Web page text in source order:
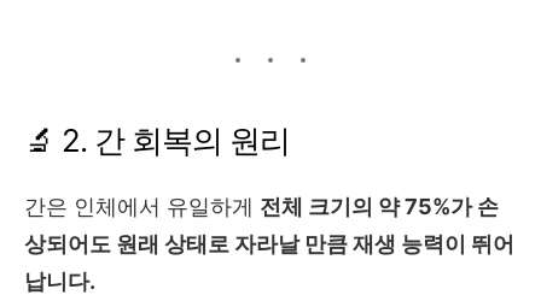
🔬 2. 간 회복의 원리
간은 인체에서 유일하게 전체 크기의 약 75%가 손
상되어도 원래 상태로 자라날 만큼 재생 능력이 뛰어
납니다.